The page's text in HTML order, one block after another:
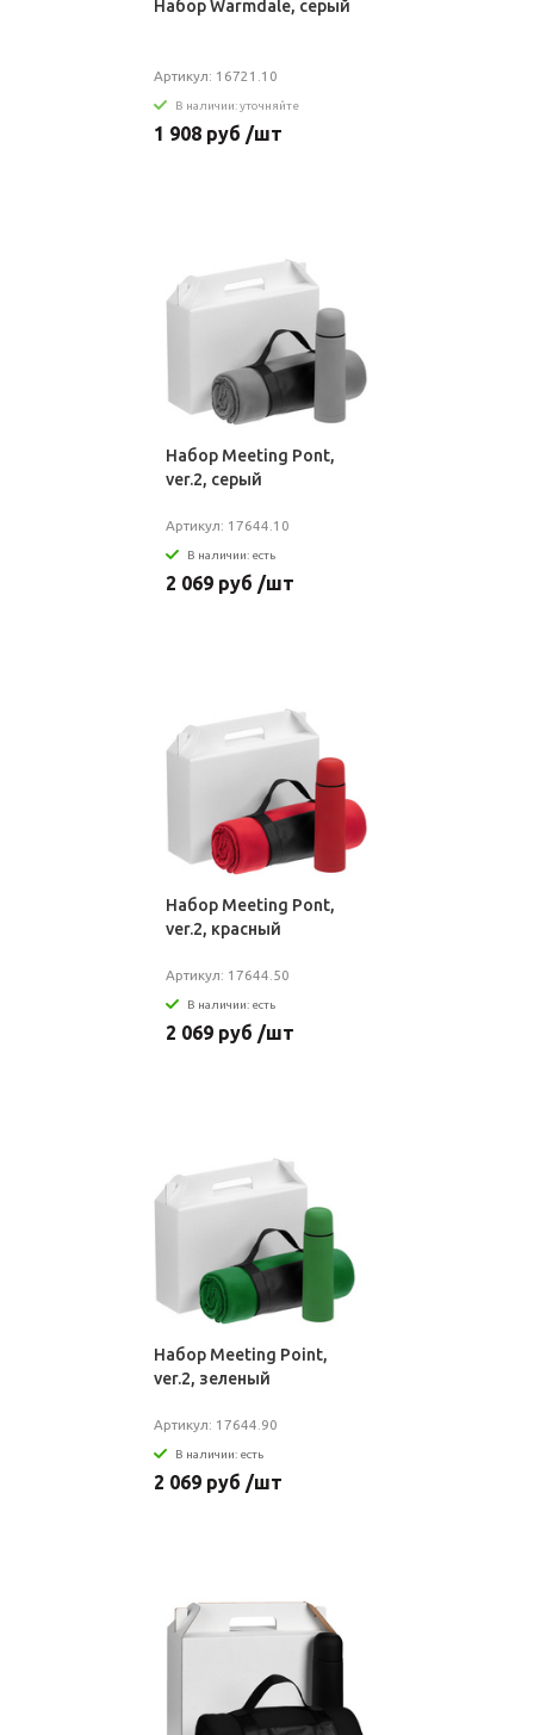
Набор Warmdale, серый
Артикул: 16721.10
В наличии: уточняйте
1 908 руб /шт
Набор Meeting Pont,
ver.2, серый
Артикул: 17644.10
В наличии: есть
2 069 руб /шт
Набор Meeting Pont,
ver.2, красный
Артикул: 17644.50
В наличии: есть
2 069 руб /шт
Набор Meeting Point,
ver.2, зеленый
Артикул: 17644.90
В наличии: есть
2 069 руб /шт